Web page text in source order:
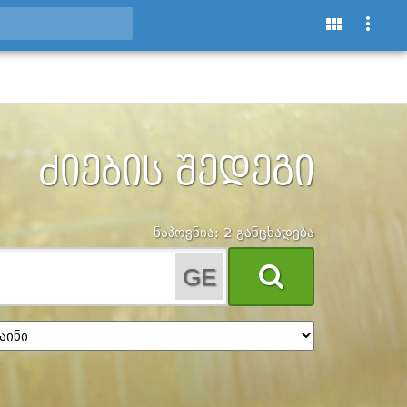
ᲫᲘᲔᲑᲘᲡ ᲨᲔᲓᲔᲒᲘ
ნაპოვნია: 2 განცხადება